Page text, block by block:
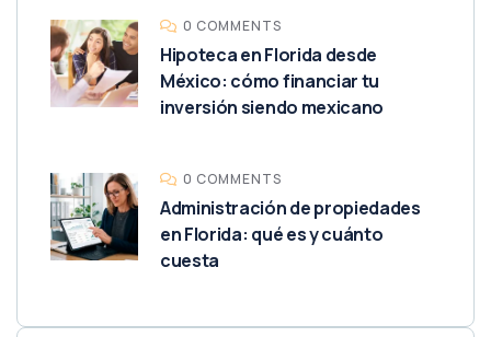
0 COMMENTS
Hipoteca en Florida desde
México: cómo financiar tu
inversión siendo mexicano
0 COMMENTS
Administración de propiedades
en Florida: qué es y cuánto
cuesta